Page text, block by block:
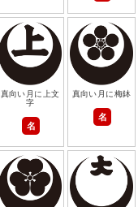
真向い月に上文
字
名
真向い月に梅鉢
名